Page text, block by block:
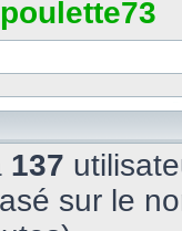
poulette73
137
sur le